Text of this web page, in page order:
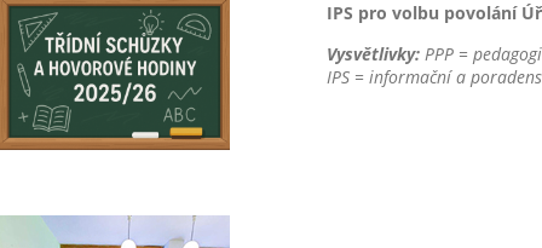
IPS pro volbu povolání
Vysvětlivky: PPP =
IPS = informační a